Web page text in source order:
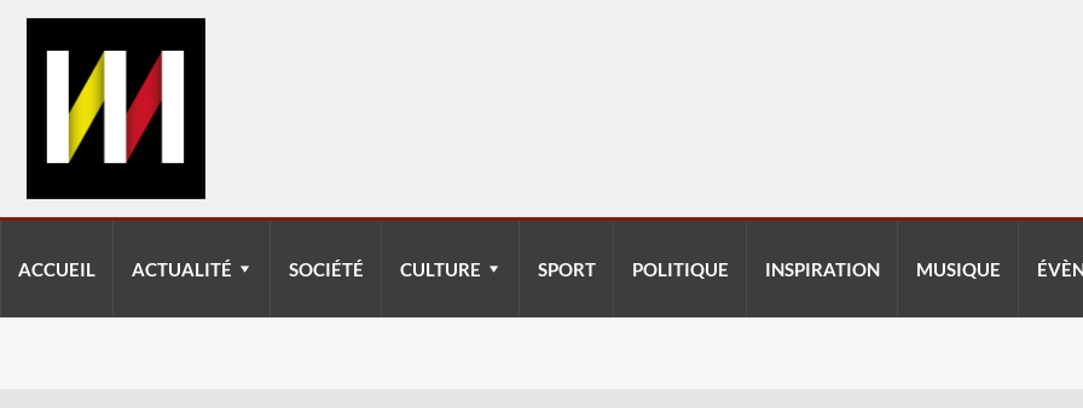
ACCUEIL ACTUALITÉ SOCIÉTÉ CULTURE SPORT POLITIQUE INSPIRATION MUSIQUE